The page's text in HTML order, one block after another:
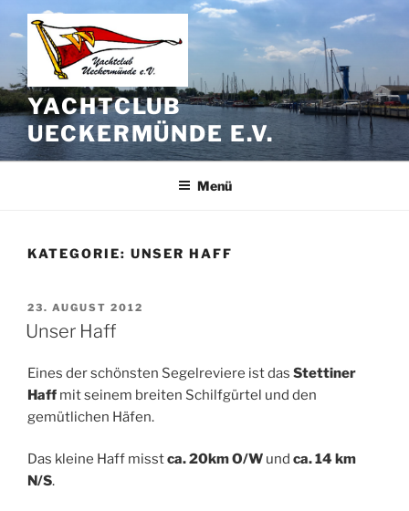
Zum
Inhalt
springen
YACHTCLUB
UECKERMÜNDE E.V.
Menü
KATEGORIE: UNSER HAFF
VERÖFFENTLICHT
AM
23. AUGUST 2012
Unser Haff
Eines der schönsten Segelreviere ist das Stettiner
Haff mit seinem breiten Schilfgürtel und den
gemütlichen Häfen.
Das kleine Haff misstca. 20km O/W und ca. 14 km
N/S.